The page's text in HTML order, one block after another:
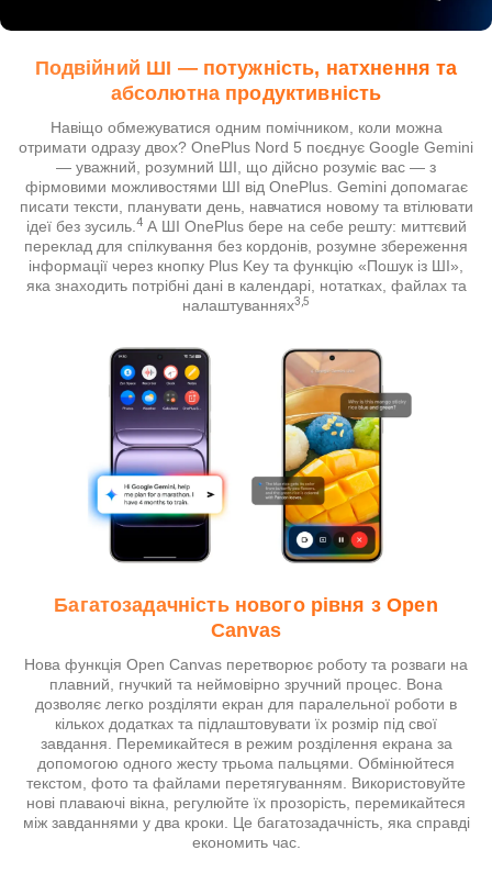
Подвійний ШІ — потужність, натхнення та
абсолютна продуктивність
Навіщо обмежуватися одним помічником, коли можна
отримати одразу двох? OnePlus Nord 5 поєднує Google Gemini
— уважний, розумний ШІ, що дійсно розуміє вас — з
фірмовими можливостями ШІ від OnePlus. Gemini допомагає
писати тексти, планувати день, навчатися новому та втілювати
ідеї без зусиль.4А ШІ OnePlus бере на себе решту: миттєвий
переклад для спілкування без кордонів, розумне збереження
інформації через кнопку Plus Key та функцію «Пошук із ШІ»,
яка знаходить потрібні дані в календарі, нотатках, файлах та
налаштуваннях3,5
Багатозадачність нового рівня з Open
Canvas
Нова функція Open Canvas перетворює роботу та розваги на
плавний, гнучкий та неймовірно зручний процес. Вона
дозволяє легко розділяти екран для паралельної роботи в
кількох додатках та підлаштовувати їх розмір під свої
завдання. Перемикайтеся в режим розділення екрана за
допомогою одного жесту трьома пальцями. Обмінюйтеся
текстом, фото та файлами перетягуванням. Використовуйте
нові плаваючі вікна, регулюйте їх прозорість, перемикайтеся
між завданнями у два кроки. Це багатозадачність, яка справді
економить час.